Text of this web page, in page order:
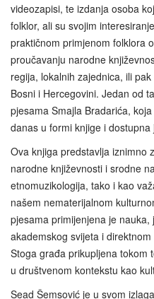
videozapisi, te izdanja osoba
folklor, ali su svojim
praktičnom primjenom folklora
proučavanju narodne
regija, lokalnih zajednica, ili
Bosni i Hercegovini. Jedan od
pjesama Smajla Bradarića,
danas u formi knjige i
Ova knjiga predstavlja iznimno
narodne književnosti i srodne
etnomuzikologija, tako i kao
našem nematerijalnom
pjesama primijenjena je
akademskog svijeta i
Stoga građa prikupljena tokom
u društvenom kontekstu kao
Sead Šemsović je u svom